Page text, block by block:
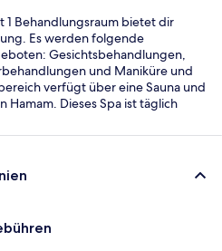
1 Behandlungsraum bietet dir
Es werden folgende
Gesichtsbehandlungen,
und Maniküre und
verfügt über eine Sauna und
Hamam. Dieses Spa ist täglich